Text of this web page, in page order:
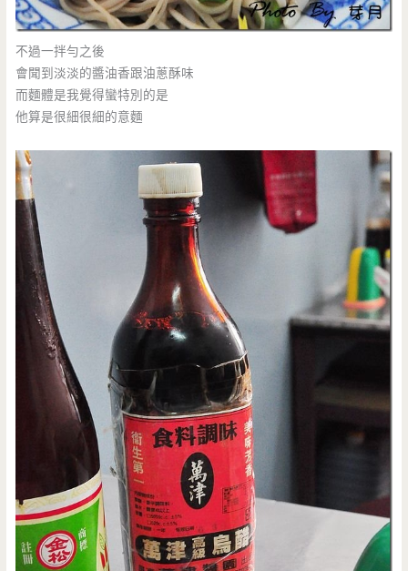
不過一拌勻之後
會聞到淡淡的醬油香跟油蔥酥味
而麵體是我覺得蠻特別的是
他算是很細很細的意麵